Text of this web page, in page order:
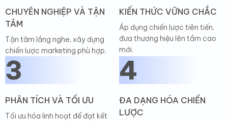
CHUYÊN NGHIỆP VÀ TẬN
TÂM
Tận tâm lắng nghe, xây dựng
chiến lược marketing phù hợp.
KIẾN THỨC VỮNG CHẮC
Áp dụng chiến lược tiên tiến,
đưa thương hiệu lên tầm cao
mới.
3
PHÂN TÍCH VÀ TỐI ƯU
Tối ưu hóa linh hoạt để đạt kết
4
ĐA DẠNG HÓA CHIẾN
LƯỢC